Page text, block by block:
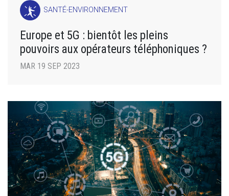
SANTÉ-ENVIRONNEMENT
Europe et 5G : bientôt les pleins
pouvoirs aux opérateurs téléphoniques ?
MAR 19 SEP 2023